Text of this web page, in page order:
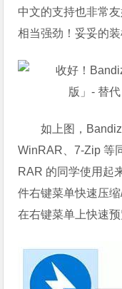
中文的支持也非常
相当强劲！妥妥的装
如上图，
WinRAR、7-Zip 等
RAR 的同学使用起
件右键菜单快速压
在右键菜单上快速